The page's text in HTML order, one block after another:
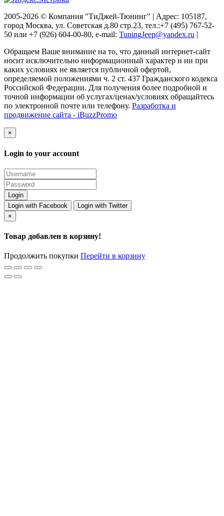
2005-2026 © Компания "ТиДжей-Тюнинг" | Адрес: 105187,
город Москва, ул. Советская д.80 стр.23, тел.:+7 (495) 767-52-
50 или +7 (926) 604-00-80, e-mail: TuningJeep@yandex.ru |
Обращаем Ваше внимание на то, что данный интернет-сайт
носит исключительно информационный характер и ни при
каких условиях не является публичной офертой,
определяемой положениями ч. 2 ст. 437 Гражданского кодекса
Российской Федерации. Для получения более подробной и
точной информации об услугах/ценах/условиях обращайтесь
по электронной почте или телефону. Разработка и
продвижение сайта - iBuzzPromo
×
Login to your account
Login with Facebook
Login with Twitter
×
Товар добавлен в корзину!
Продолжить покупки Перейти в корзину